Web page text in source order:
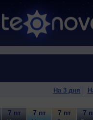
На 3 дня
7 пт 7 пт 7 пт 7